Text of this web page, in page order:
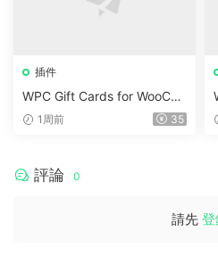
插件
WPC Gift Cards for WooCo
mmerce (Premium) v1.0.2
1周前 35
評論 0
請先